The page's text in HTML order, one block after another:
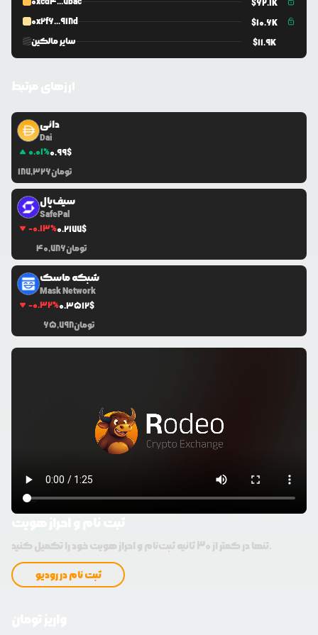
$62.1K
0x2f6...918d
$10.6K
سایر مالکین
$11.9K
دائی
Dai
0.01%0.99$
187,326تومان
سیف‌پال
SafePal
-0.13%0.2177$
40,786تومان
شبکه ماسک
Mask Network
-0.32%0.3512$
65,798تومان
تنها در کمتر از 30 ثانیه ثبت‌نام و احراز هویت خود را تکمیل کنید.
ثبت نام در رودیو